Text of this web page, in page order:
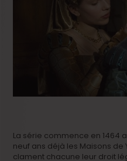
La série commence en 1464
neuf ans déjà les Maisons de
clament chacune leur droit